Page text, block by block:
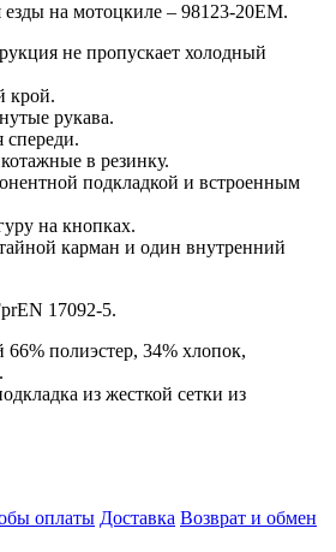
на мотоцкиле – 98123-20EM.
не пропускает холодный
крой.
рукава.
спереди.
в резинку.
подкладкой и встроенным
на кнопках.
карман и один внутренний
17092-5.
66% полиэстер, 34% хлопок,
из жесткой сетки из
оплаты Доставка Возврат и обмен